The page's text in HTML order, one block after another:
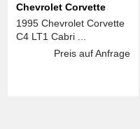
Chevrolet Corvette
1995 Chevrolet Corvette
C4 LT1 Cabri ...
Preis auf Anfrage